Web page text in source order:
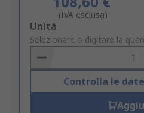
(IVA esclusa)
Add
to
Basket
Unità
Selezionare o digitare la
Controlla le